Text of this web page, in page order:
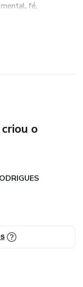
fé,
e quem deseja
vida.
despertar para
o